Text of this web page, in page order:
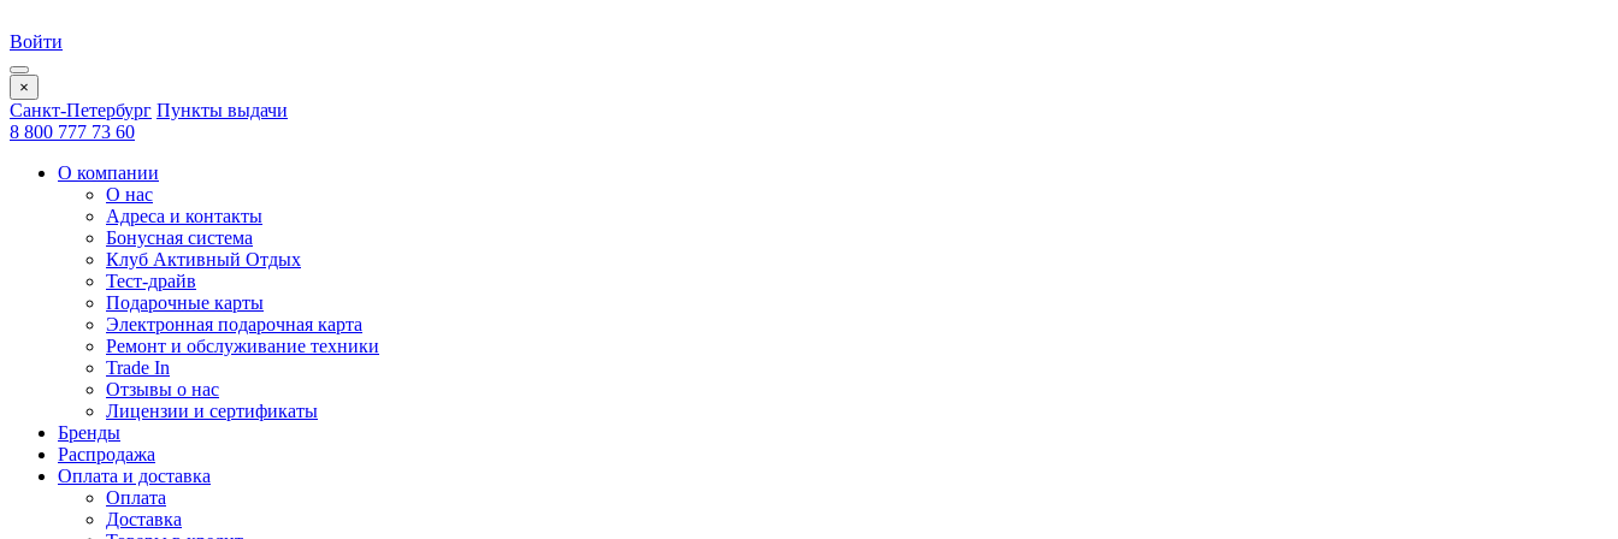
Войти
×
Санкт-Петербург Пункты выдачи
8 800 777 73 60
О компании
О нас
Адреса и контакты
Бонусная система
Клуб Активный Отдых
Тест-драйв
Подарочные карты
Электронная подарочная карта
Ремонт и обслуживание техники
Trade In
Отзывы о нас
Лицензии и сертификаты
Бренды
Распродажа
Оплата и доставка
Оплата
Доставка